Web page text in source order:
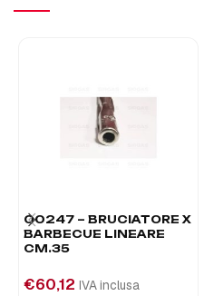
00247 – BRUCIATORE X
BARBECUE LINEARE
CM.35
€60,12 IVA inclusa